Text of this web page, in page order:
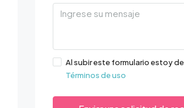
Al subir este formulario estoy
Términos de uso